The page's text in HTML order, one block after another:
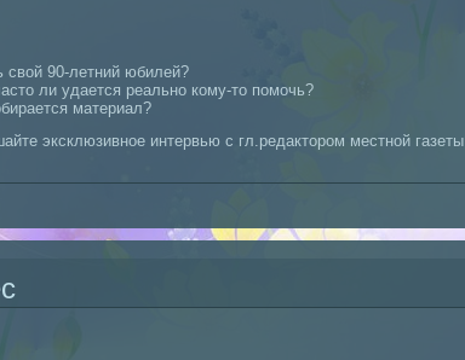
свой 90-летний юбилей?
ли удается реально кому-то помочь?
материал?
эксклюзивное интервью с гл.редактором местной газеты